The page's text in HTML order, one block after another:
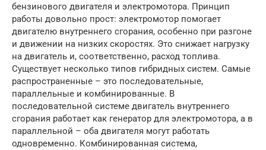
бензинового двигателя и электромотора. Принцип
работы довольно прост: электромотор помогает
двигателю внутреннего сгорания, особенно при разгоне
и движении на низких скоростях. Это снижает нагрузку
на двигатель и, соответственно, расход топлива.
Существует несколько типов гибридных систем. Самые
распространенные – это последовательные,
параллельные и комбинированные. В
последовательной системе двигатель внутреннего
сгорания работает как генератор для электромотора, а в
параллельной – оба двигателя могут работать
одновременно. Комбинированная система,